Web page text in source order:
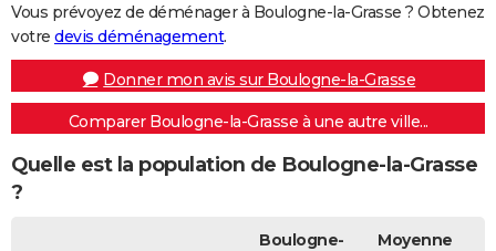
Vous prévoyez de déménager à Boulogne-la-Grasse ? Obtenez
votre devis déménagement.
Donner mon avis sur Boulogne-la-Grasse
Comparer Boulogne-la-Grasse à une autre ville...
Quelle est la population de Boulogne-la-Grasse
?
Boulogne-
Moyenne